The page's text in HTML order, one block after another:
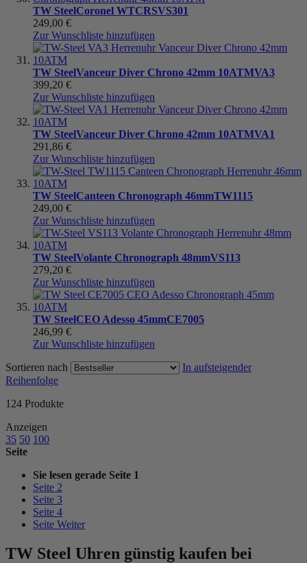
TW SteelCoronel WTCRSVS301
249,00 €
Zur Wunschliste hinzufügen
TW SteelVanceur Diver Chrono 42mm 10ATMVA3
399,20 €
Zur Wunschliste hinzufügen
TW SteelVanceur Diver Chrono 42mm 10ATMVA1
291,86 €
Zur Wunschliste hinzufügen
TW SteelCanteen Chronograph 46mmTW1115
249,00 €
Zur Wunschliste hinzufügen
TW SteelVolante Chronograph 48mmVS113
279,20 €
Zur Wunschliste hinzufügen
TW SteelCEO Adesso 45mmCE7005
246,99 €
Zur Wunschliste hinzufügen
Sortieren nach
In aufsteigender
Reihenfolge
124 Produkte
Anzeigen
35 50 100
Seite
Sie lesen gerade Seite 1
Seite 2
Seite 3
Seite 4
Seite Weiter
TW Steel Uhren günstig kaufen bei